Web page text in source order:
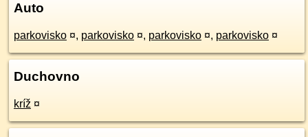
Auto
parkovisko ¤, parkovisko ¤, parkovisko ¤, parkovisko ¤
Duchovno
kríž ¤